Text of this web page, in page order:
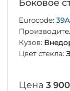
Боковое
Eurocode:
Кузов:
Цвет стекла:
Цена 3